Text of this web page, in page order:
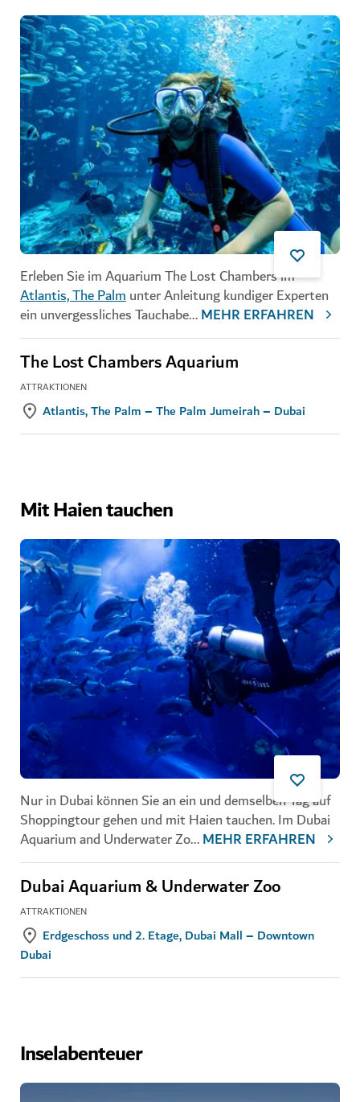
Erleben Sie imAquarium The Lost Chambersim
Atlantis, The Palmunter Anleitung kundiger Experten
ein unvergessliches Tauchabe...MEHR ERFAHREN
The Lost Chambers Aquarium
ATTRAKTIONEN
Atlantis, The Palm – The Palm Jumeirah – Dubai
Mit Haien tauchen
Nur in Dubai können Sie an ein und demselben Tag auf
Shoppingtour gehen und mit Haien tauchen. Im Dubai
Aquarium and Underwater Zo...MEHR ERFAHREN
Dubai Aquarium & Underwater Zoo
ATTRAKTIONEN
Erdgeschoss und 2. Etage, Dubai Mall – Downtown
Dubai
Inselabenteuer